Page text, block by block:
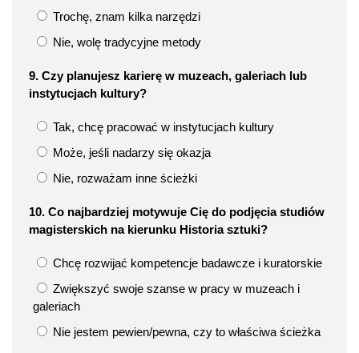
Trochę, znam kilka narzędzi
Nie, wolę tradycyjne metody
9. Czy planujesz karierę w muzeach, galeriach lub
instytucjach kultury?
Tak, chcę pracować w instytucjach kultury
Może, jeśli nadarzy się okazja
Nie, rozważam inne ścieżki
10. Co najbardziej motywuje Cię do podjęcia studiów
magisterskich na kierunku Historia sztuki?
Chcę rozwijać kompetencje badawcze i kuratorskie
Zwiększyć swoje szanse w pracy w muzeach i
galeriach
Nie jestem pewien/pewna, czy to właściwa ścieżka